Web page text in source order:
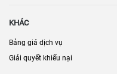
KHÁC
Bảng giá dịch vụ
Giải quyết khiếu nại